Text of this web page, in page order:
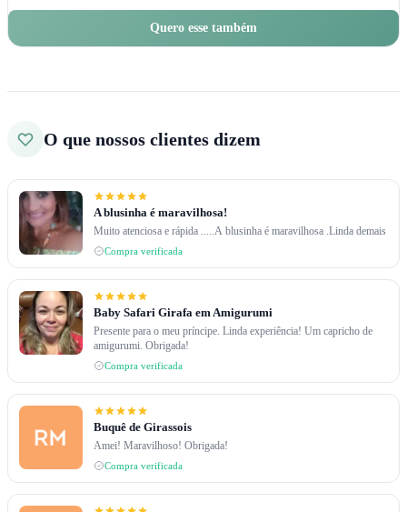
Quero esse também
O que nossos clientes dizem
A blusinha é maravilhosa!
Muito atenciosa e rápida .....A blusinha é maravilhosa .Linda demais
Compra verificada
Baby Safari Girafa em Amigurumi
Presente para o meu príncipe. Linda experiência! Um capricho de
amigurumi. Obrigada!
Compra verificada
Buquê de Girassois
Amei! Maravilhoso! Obrigada!
Compra verificada